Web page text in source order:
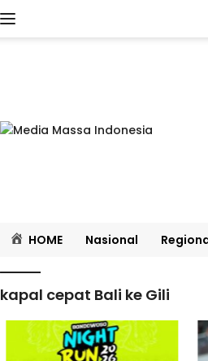
HOME Nasional
kapal cepat Bali ke Gili